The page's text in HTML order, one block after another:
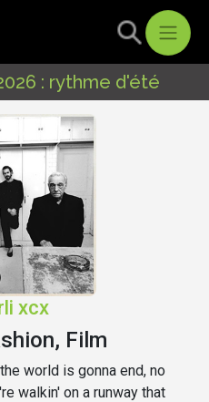
: rythme d'été
xcx
Film
world is gonna end, no
walkin' on a runway that